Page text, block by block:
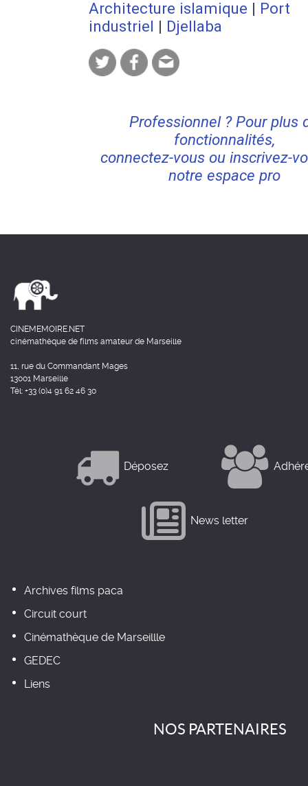
Architecture islamique | Port
industriel | Djellaba
Professionnel ? Pour plus
fonctionnalités,
connectez-vous ou inscrivez-
notre espace pro
CINEMEMOIRE.NET
cinémathèque de films amateur de Marseille
11, rue du Commandant Mages
13001 Marseille
Tél: +33 (0)4 91 62 46 30
Déposez
News letter
Archives films paca
Circuit court
Cinémathèque de Marseillle
GEDEC
Liens
NOS PARTENAIRES